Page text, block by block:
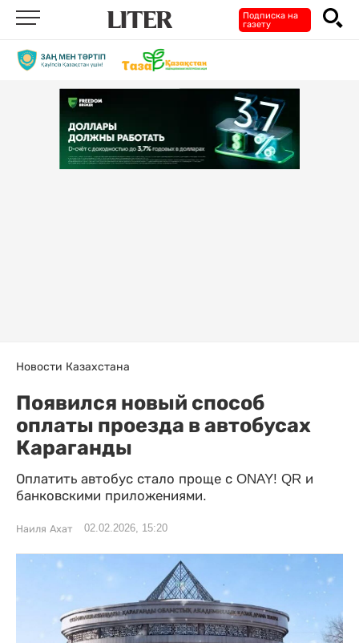
Подписка на
газету
Новости Казахстана
Появился новый способ
оплаты проезда в автобусах
Караганды
Оплатить автобус стало проще с ONAY! QR и
банковскими приложениями.
Наиля Ахат 02.02.2026, 15:20